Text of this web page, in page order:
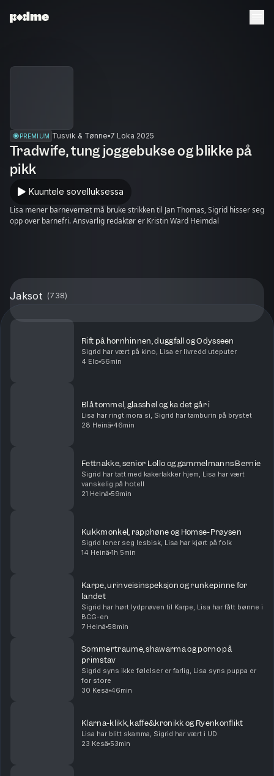
PREMIUM Tusvik & Tønne 7 Loka 2025
Tradwife, tung joggebukse og blikke på
pikk
Kuuntele sovelluksessa
Lisa mener barnevernet må bruke strikken til Jan Thomas, Sigrid hisser seg
opp over barnefri. Ansvarlig redaktør er Kristin Ward Heimdal
Jaksot (738)
Rift på hornhinnen, duggfall og Odysseen
Sigrid har vært på kino, Lisa er livredd uteputer
4 Elo 56min
Blå tommel, glasshøl og ka det går i
Lisa har ringt mora si, Sigrid har tamburin på brystet
28 Heinä 46min
Fettnakke, senior Lollo og gammelmanns Bernie
Sigrid har tatt med kakerlakker hjem, Lisa har vært
vanskelig på hotell
21 Heinä 59min
Kukkmonkel, rapphøne og Homse-Prøysen
Sigrid lener seg lesbisk, Lisa har kjørt på folk
14 Heinä 1h 5min
Karpe, urinveisinspeksjon og runkepinne for
landet
Sigrid har hørt lydprøven til Karpe, Lisa har fått bønne i
BCG-en
7 Heinä 58min
Sommertraume, shawarma og porno på
primstav
Sigrid syns ikke følelser er farlig, Lisa syns puppa er
for store
30 Kesä 46min
Klarna-klikk, kaffe&kronikk og Ryenkonflikt
Lisa har blitt skamma, Sigrid har vært i UD
23 Kesä 53min